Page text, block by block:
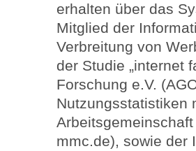
erhalten über das
Mitglied der
Verbreitung von
der Studie „internet
Forschung e.V.
Nutzungsstatistiken
mmc.de), sowie der